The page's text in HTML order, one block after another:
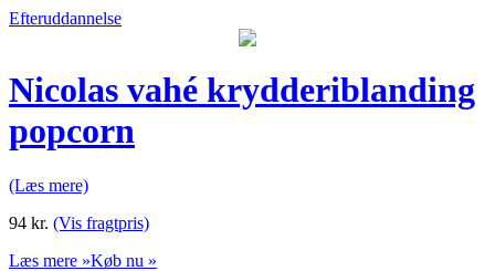
Efteruddannelse
Nicolas vahé krydderiblanding
popcorn
(Læs mere)
94 kr. (Vis fragtpris)
Læs mere »Køb nu »